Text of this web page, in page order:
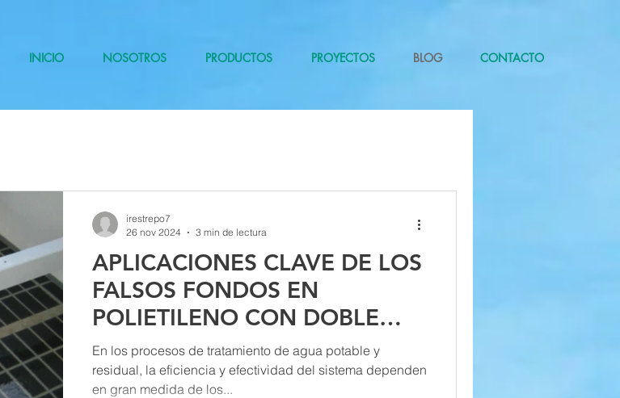
INICIO NOSOTROS PRODUCTOS PROYECTOS BLOG CONTACTO
APLICACIONES CLAVE DE LOS
FALSOS FONDOS EN
POLIETILENO CON DOBLE
CÁMARA EN PROCESOS DE
TRATAMIENTO DE AGUA
En los procesos de tratamiento de agua potable y
residual, la eficiencia y efectividad del sistema dependen
en gran medida de los...
irestrepo7
26 nov 2024
3 min de lectura